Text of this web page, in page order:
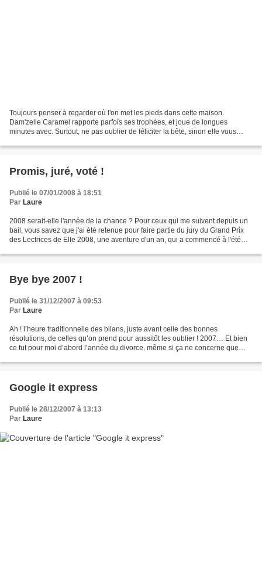
Toujours penser à regarder où l'on met les pieds dans cette maison.
Dam'zelle Caramel rapporte parfois ses trophées, et joue de longues
minutes avec. Surtout, ne pas oublier de féliciter la bête, sinon elle vous
Promis, juré, voté !
Publié le 07/01/2008 à 18:51
Par Laure
2008 serait-elle l'année de la chance ? Pour ceux qui me suivent depuis un
bail, vous savez que j'ai été retenue pour faire partie du jury du Grand Prix
des Lectrices de Elle 2008, une aventure d'un an, qui a commencé à l'été
Bye bye 2007 !
Publié le 31/12/2007 à 09:53
Par Laure
Ah ! l’heure traditionnelle des bilans, juste avant celle des bonnes
résolutions, de celles qu’on prend pour aussitôt les oublier ! 2007… Et bien
ce fut pour moi d’abord l’année du divorce, même si ça ne concerne que
Google it express
Publié le 28/12/2007 à 13:13
Par Laure